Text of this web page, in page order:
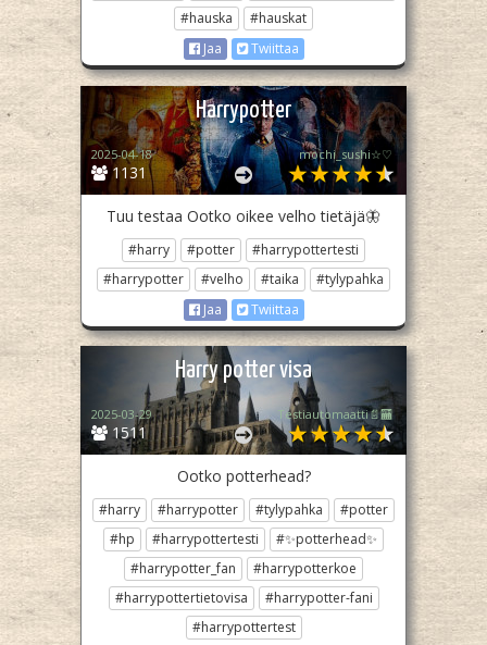
#hauska
#hauskat
Jaa
Twiittaa
Harrypotter
1131
2025-04-18 mochi_sushi☆♡
Tuu testaa Ootko oikee velho tietäjä🦋
#harry #potter
#harrypottertesti
#harrypotter
#velho #taika
#tylypahka
Jaa
Twiittaa
Harry potter visa
1511
2025-03-29 Testiautomaatti📄🏧
Ootko potterhead?
#harry #harrypotter #tylypahka
#potter
#hp
#harrypottertesti
#✨potterhead✨
#harrypotter_fan
#harrypotterkoe
#harrypottertietovisa
#harrypotter-fani
#harrypottertest